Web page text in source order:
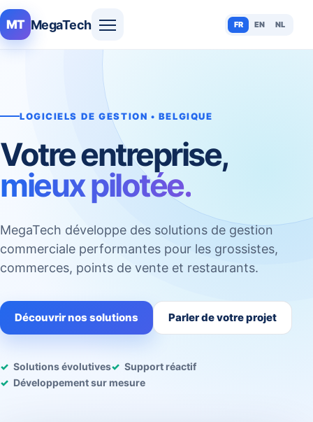
MT MegaTech FR EN NL
LOGICIELS DE GESTION • BELGIQUE
Votre entreprise,
mieux pilotée.
MegaTech développe des solutions de gestion
commerciale performantes pour les grossistes,
commerces, points de vente et restaurants.
Découvrir nos solutions Parler de votre projet
Solutions évolutives
Support réactif
Développement sur mesure